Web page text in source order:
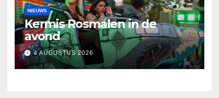
NIEUWS
Kermis Rosmalen in de
avond
4 AUGUSTUS 2026